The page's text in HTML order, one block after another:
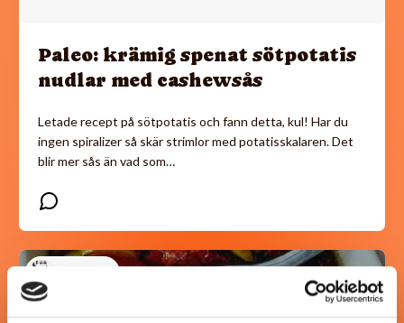
Paleo: krämig spenat sötpotatis
nudlar med cashewsås
Letade recept på sötpotatis och fann detta, kul! Har du
ingen spiralizer så skär strimlor med potatisskalaren. Det
blir mer sås än vad som…